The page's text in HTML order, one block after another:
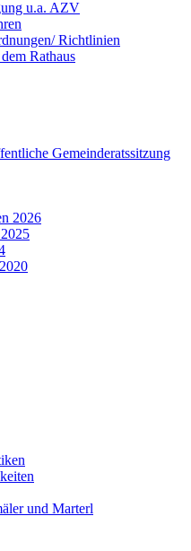
u.a. AZV
Richtlinien
Rathaus
Gemeinderatssitzung
2026
und Marterl